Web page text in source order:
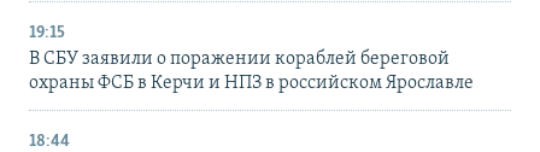
19:15
В СБУ заявили о поражении кораблей береговой
охраны ФСБ в Керчи и НПЗ в российском Ярославле
18:44